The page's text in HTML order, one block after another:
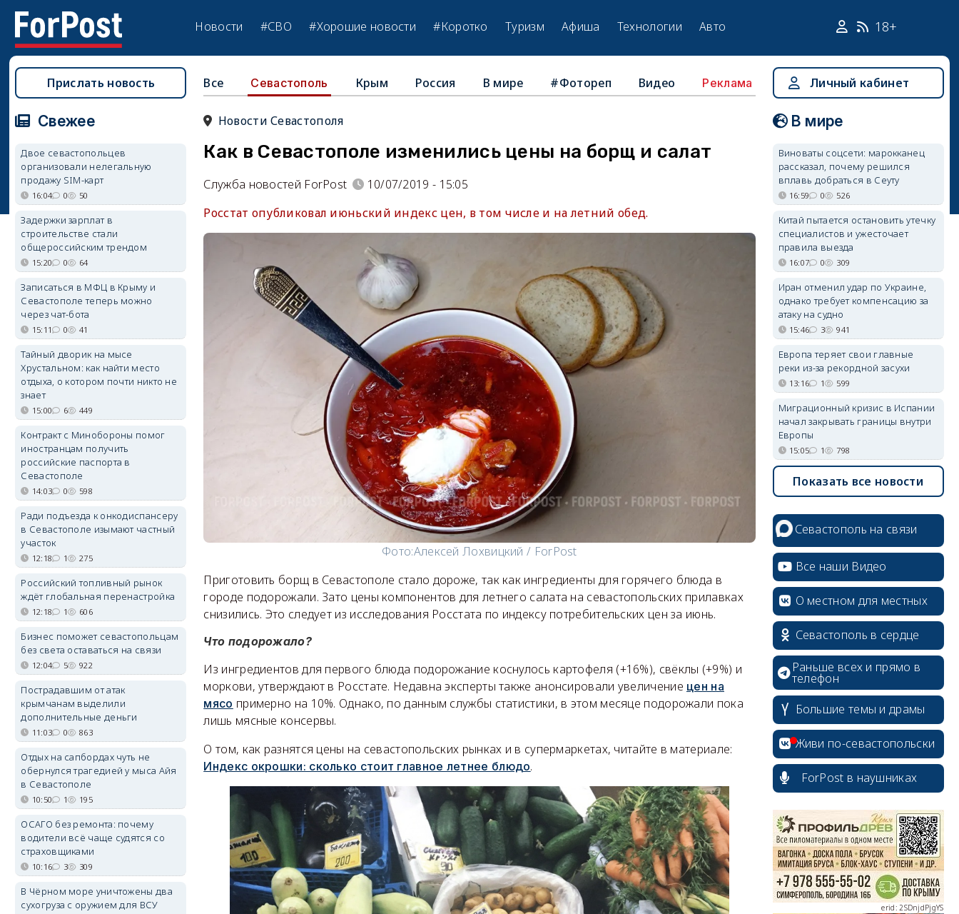
Новости #СВО #Хорошие новости #Коротко Туризм Афиша Технологии Авто 18+
Все Севастополь Крым Россия В мире #Фотореп Видео Реклама
Новости Севастополя
Как в Севастополе изменились цены на борщ и салат
Служба новостей ForPost
10/07/2019 - 15:05
Росстат опубликовал июньский индекс цен, в том числе и на летний обед.
Фото:Алексей Лохвицкий / ForPost
Приготовить борщ в Севастополе стало дороже, так как ингредиенты для горячего блюда в
городе подорожали. Зато цены компонентов для летнего салата на севастопольских прилавках
снизились. Это следует из исследования Росстата по индексу потребительских цен за июнь.
Что подорожало?
Из ингредиентов для первого блюда подорожание коснулось картофеля (+16%), свёклы (+9%) и
моркови, утверждают в Росстате. Недавна эксперты также анонсировали увеличение цен на
мясо примерно на 10%. Однако, по данным службы статистики, в этом месяце подорожали пока
лишь мясные консервы.
О том, как разнятся цены на севастопольских рынках и в супермаркетах, читайте в материале:
Индекс окрошки: сколько стоит главное летнее блюдо.
Прислать новость
Свежее
Двое севастопольцев
организовали нелегальную
продажу SIM-карт
16:04 0 50
Задержки зарплат в
строительстве стали
общероссийским трендом
15:20 0 64
Записаться в МФЦ в Крыму и
Севастополе теперь можно
через чат-бота
15:11 0 41
Тайный дворик на мысе
Хрустальном: как найти место
отдыха, о котором почти никто не
знает
15:00 6 449
Контракт с Минобороны помог
иностранцам получить
российские паспорта в
Севастополе
14:03 0 598
Ради подъезда к онкодиспансеру
в Севастополе изымают частный
участок
12:18 1 275
Российский топливный рынок
ждёт глобальная перенастройка
12:18 1 606
Бизнес поможет севастопольцам
без света оставаться на связи
12:04 5 922
Пострадавшим от атак
крымчанам выделили
дополнительные деньги
11:03 0 863
Отдых на сапбордах чуть не
обернулся трагедией у мыса Айя
в Севастополе
10:50 1 195
ОСАГО без ремонта: почему
водители всё чаще судятся со
страховщиками
10:16 3 309
В Чёрном море уничтожены два
сухогруза с оружием для ВСУ
Личный кабинет
В мире
Виноваты соцсети: марокканец
рассказал, почему решился
вплавь добраться в Сеуту
16:59 0 526
Китай пытается остановить утечку
специалистов и ужесточает
правила выезда
16:07 0 309
Иран отменил удар по Украине,
однако требует компенсацию за
атаку на судно
15:46 3 941
Европа теряет свои главные
реки из-за рекордной засухи
13:16 1 599
Миграционный кризис в Испании
начал закрывать границы внутри
Европы
15:05 1 798
Показать все новости
Севастополь на связи
Все наши Видео
О местном для местных
Севастополь в сердце
Раньше всех и прямо в
телефон
Большие темы и драмы
Живи по-севастопольски
ForPost в наушниках
erid: 2SDnjdPjgYS